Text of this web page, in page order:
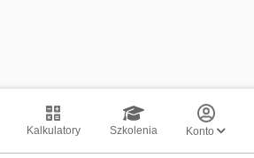
Kalkulatory Szkolenia Konto